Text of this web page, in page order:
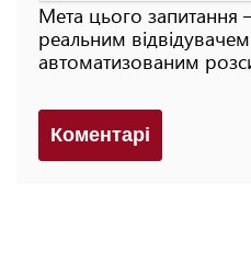
Мета цього
реальним відвідувачем
автоматизованим
Коментарi